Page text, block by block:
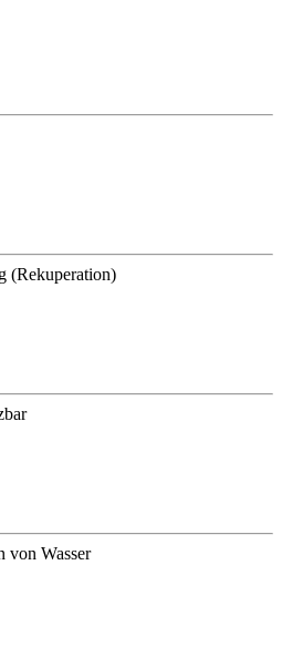
(Rekuperation)
von Wasser